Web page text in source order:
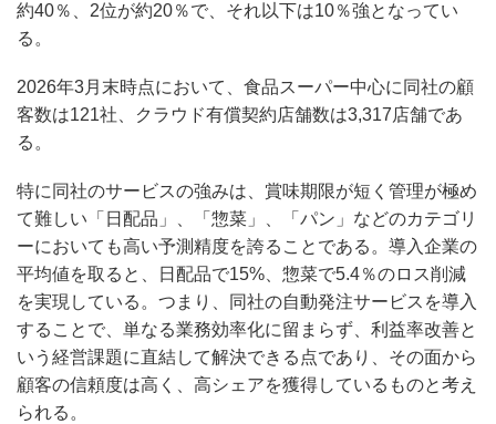
約40％、2位が約20％で、それ以下は10％強となってい
る。
2026年3月末時点において、食品スーパー中心に同社の顧
客数は121社、クラウド有償契約店舗数は3,317店舗であ
る。
特に同社のサービスの強みは、賞味期限が短く管理が極め
て難しい「日配品」、「惣菜」、「パン」などのカテゴリ
ーにおいても高い予測精度を誇ることである。導入企業の
平均値を取ると、日配品で15%、惣菜で5.4％のロス削減
を実現している。つまり、同社の自動発注サービスを導入
することで、単なる業務効率化に留まらず、利益率改善と
いう経営課題に直結して解決できる点であり、その面から
顧客の信頼度は高く、高シェアを獲得しているものと考え
られる。